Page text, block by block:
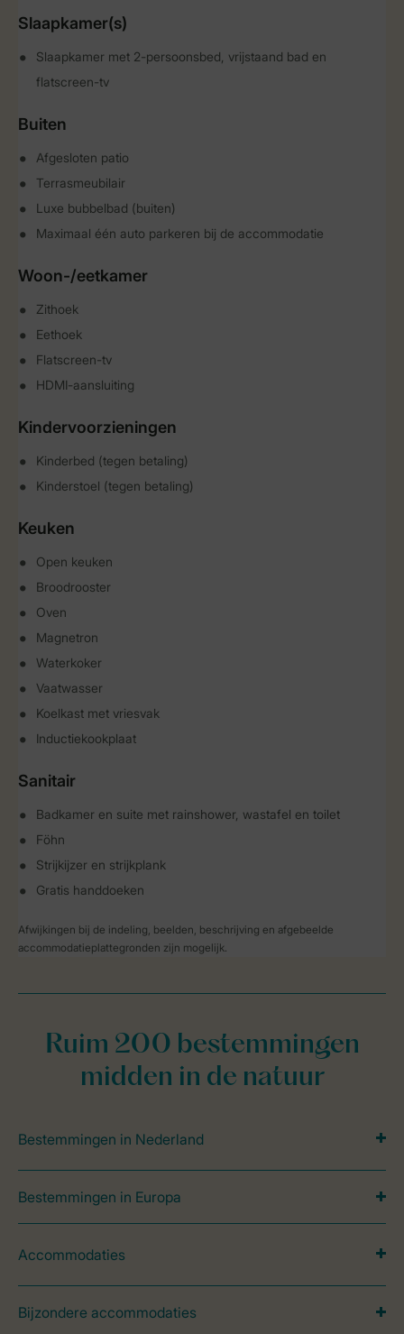
Slaapkamer(s)
Slaapkamer met 2-persoonsbed, vrijstaand bad en
flatscreen-tv
Buiten
Afgesloten patio
Terrasmeubilair
Luxe bubbelbad (buiten)
Maximaal één auto parkeren bij de accommodatie
Woon-/eetkamer
Zithoek
Eethoek
Flatscreen-tv
HDMI-aansluiting
Kindervoorzieningen
Kinderbed (tegen betaling)
Kinderstoel (tegen betaling)
Keuken
Open keuken
Broodrooster
Oven
Magnetron
Waterkoker
Vaatwasser
Koelkast met vriesvak
Inductiekookplaat
Sanitair
Badkamer en suite met rainshower, wastafel en toilet
Föhn
Strijkijzer en strijkplank
Gratis handdoeken
Afwijkingen bij de indeling, beelden, beschrijving en afgebeelde
accommodatieplattegronden zijn mogelijk.
Ruim 200 bestemmingen
midden in de natuur
Bestemmingen in Nederland
Bestemmingen in Europa
Accommodaties
Bijzondere accommodaties